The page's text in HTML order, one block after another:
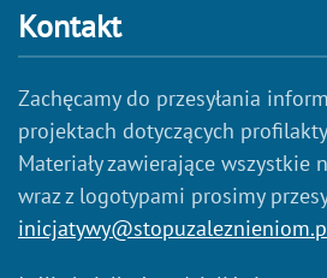
Kontakt
Zachęcamy do przesyłania
projektach dotyczących
Materiały zawierające wszystkie
wraz z logotypami prosimy